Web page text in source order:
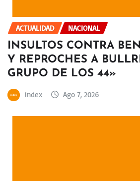
ACTUALIDAD NACIONAL
INSULTOS CONTRA
Y REPROCHES A
GRUPO DE LOS 44»
index Ago 7, 2026